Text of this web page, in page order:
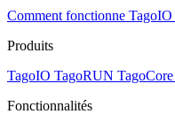
Comment fonctionne TagoIO
Produits
TagoIO TagoRUN TagoCore
Fonctionnalités